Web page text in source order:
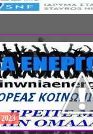
22Aug 2023